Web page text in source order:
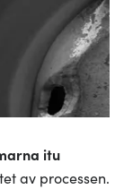
itu
av processen.